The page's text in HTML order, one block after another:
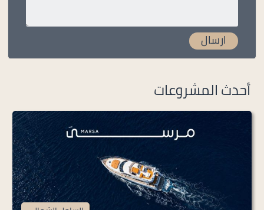
أحدث المشروعات